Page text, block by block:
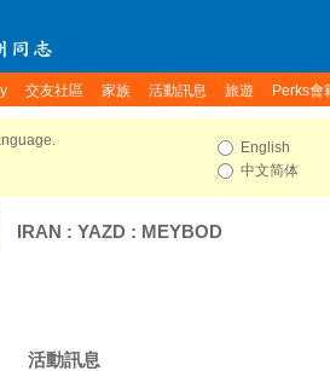
交友社區 家族 活動訊息 旅遊 Perks會
English
中文简体
IRAN : YAZD : MEYBOD
活動訊息